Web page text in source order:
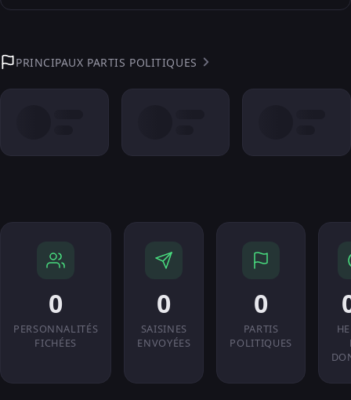
PRINCIPAUX PARTIS POLITIQUES
0
PERSONNALITÉS
FICHÉES
0
SAISINES
ENVOYÉES
0
PARTIS
POLITIQUES